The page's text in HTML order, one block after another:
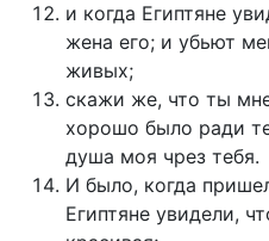
и когда Египтяне
жена его; и убьют
живых;
скажи же, что ты
хорошо было ради
душа моя чрез тебя.
И было, когда
Египтяне увидели,